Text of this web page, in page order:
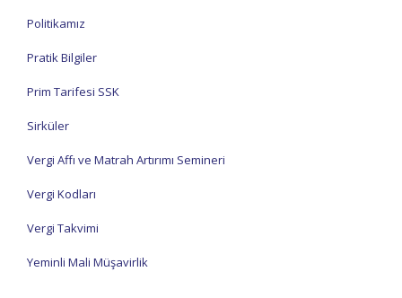
Politikamız
Pratik Bilgiler
Prim Tarifesi SSK
Sirküler
Vergi Affı ve Matrah Artırımı Semineri
Vergi Kodları
Vergi Takvimi
Yeminli Mali Müşavirlik